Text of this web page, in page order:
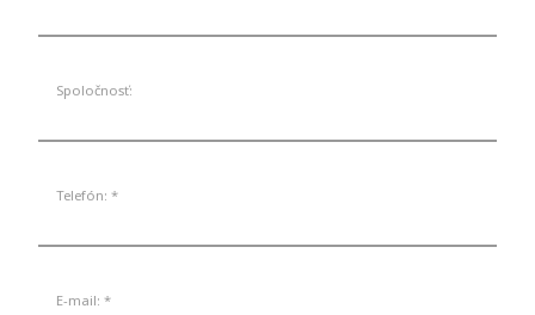
Spoločnosť:
Telefón: *
E-mail: *